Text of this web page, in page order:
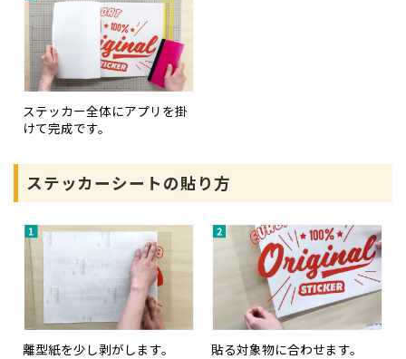
ステッカー全体にアプリを掛
けて完成です。
ステッカーシートの貼り方
離型紙を少し剥がします。 貼る対象物に合わせます。